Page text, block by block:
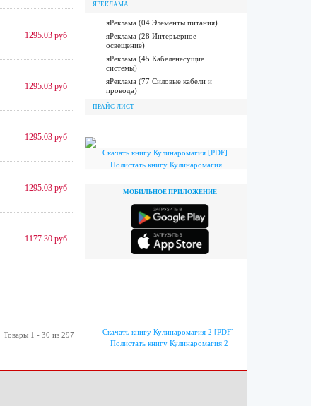
1295.03 руб
1295.03 руб
1295.03 руб
1295.03 руб
1177.30 руб
Товары 1 - 30 из 297
ЯРЕКЛАМА
яРеклама (04 Элементы питания)
яРеклама (28 Интерьерное
освещение)
яРеклама (45 Кабеленесущие
системы)
яРеклама (77 Силовые кабели и
провода)
ПРАЙС-ЛИСТ
Скачать книгу Кулинаромагия 2 [PDF]
Полистать книгу Кулинаромагия 2
Скачать книгу Кулинаромагия [PDF]
Полистать книгу Кулинаромагия
МОБИЛЬНОЕ ПРИЛОЖЕНИЕ